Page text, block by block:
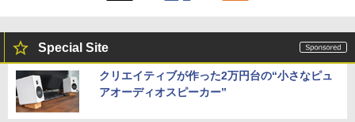
Special Site
クリエイティブが作った2万円台の“小さなピュ
アオーディオスピーカー”